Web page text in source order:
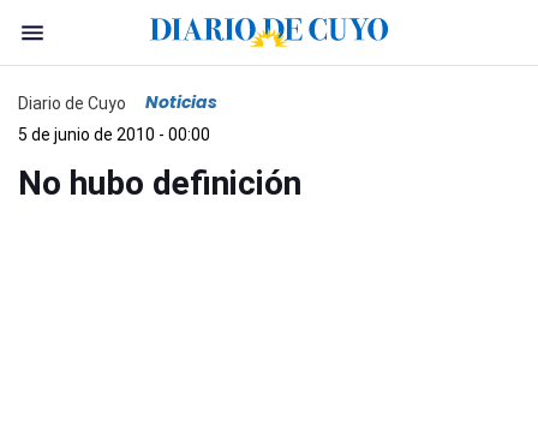
Diario de Cuyo Noticias
5 de junio de 2010 - 00:00
No hubo definición